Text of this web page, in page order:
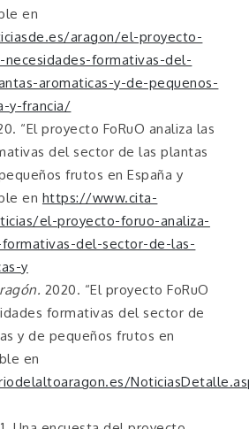
en
aragon/el-proyecto-
necesidades-formativas-del-
aromaticas-y-de-pequenos-
y-francia/
“El proyecto FoRuO analiza las
del sector de las plantas
frutos en España y
en https://www.cita-
el-proyecto-foruo-analiza-
formativas-del-sector-de-las-
y
2020. “El proyecto FoRuO
formativas del sector de
y de pequeños frutos en
en